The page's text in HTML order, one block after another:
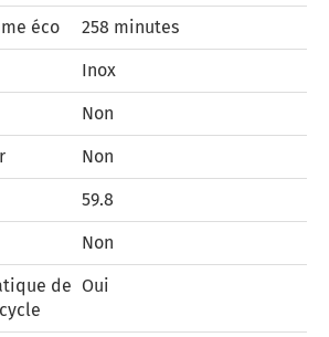
éco 258 minutes
Inox
Non
Non
59.8
Non
de Oui